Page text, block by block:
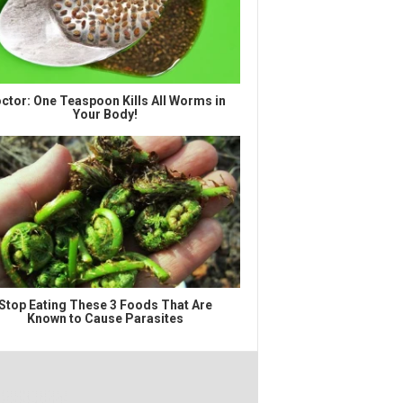
One Teaspoon Kills All Worms in
Your Body!
Eating These 3 Foods That Are
Known to Cause Parasites